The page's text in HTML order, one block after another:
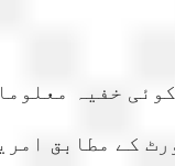
خفیہ
کے مطابق